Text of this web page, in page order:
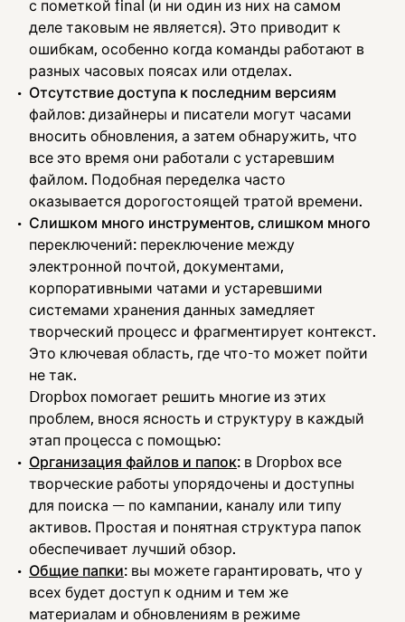
с пометкой final (и ни один из них на самом
деле таковым не является). Это приводит к
ошибкам, особенно когда команды работают в
разных часовых поясах или отделах.
Отсутствие доступа к последним версиям
файлов: дизайнеры и писатели могут часами
вносить обновления, а затем обнаружить, что
все это время они работали с устаревшим
файлом. Подобная переделка часто
оказывается дорогостоящей тратой времени.
Слишком много инструментов, слишком много
переключений: переключение между
электронной почтой, документами,
корпоративными чатами и устаревшими
системами хранения данных замедляет
творческий процесс и фрагментирует контекст.
Это ключевая область, где что-то может пойти
не так.
Dropbox помогает решить многие из этих
проблем, внося ясность и структуру в каждый
этап процесса с помощью:
Организация файлов и папок: в Dropbox все
творческие работы упорядочены и доступны
для поиска — по кампании, каналу или типу
активов. Простая и понятная структура папок
обеспечивает лучший обзор.
Общие папки: вы можете гарантировать, что у
всех будет доступ к одним и тем же
материалам и обновлениям в режиме